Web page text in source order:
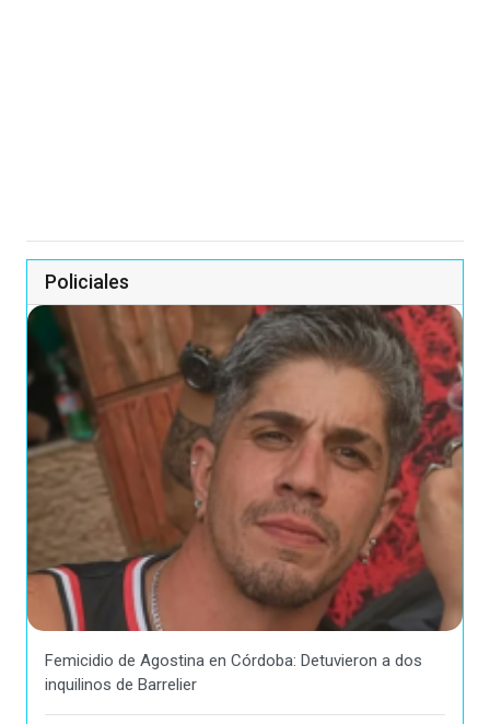
Policiales
Femicidio de Agostina en Córdoba: Detuvieron a dos
inquilinos de Barrelier